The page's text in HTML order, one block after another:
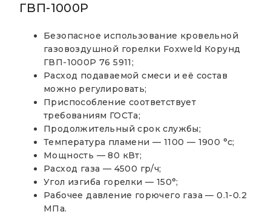
ГВП-1000Р
Безопасное использование кровельной
газовоздушной горелки Foxweld Корунд
ГВП-1000Р 76 5911;
Расход подаваемой смеси и её состав
можно регулировать;
Приспособление соответствует
требованиям ГОСТа;
Продолжительный срок службы;
Температура пламени — 1100 — 1900 °с;
Мощность — 80 кВт;
Расход газа — 4500 гр/ч;
Угол изгиба горелки — 150°;
Рабочее давление горючего газа — 0.1-0.2
МПа.